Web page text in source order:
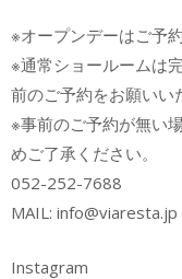
※オープンデーはご予
※通常ショールームは
前のご予約をお願いい
※事前のご予約が無い
めご了承ください。
052-252-7688
MAIL: info@viaresta.jp
Instagram